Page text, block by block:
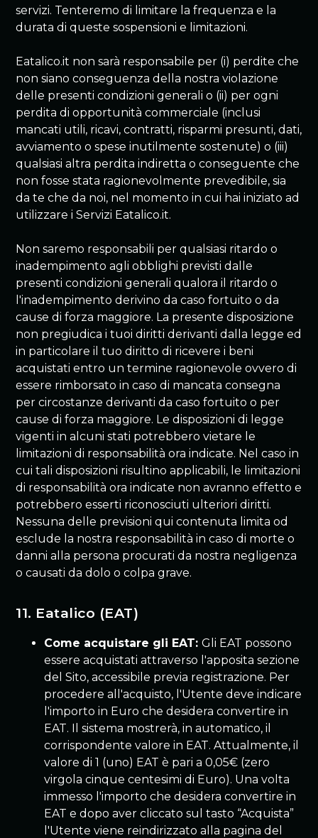
servizi. Tenteremo di limitare la frequenza e la
durata di queste sospensioni e limitazioni.
Eatalico.it non sarà responsabile per (i) perdite che
non siano conseguenza della nostra violazione
delle presenti condizioni generali o (ii) per ogni
perdita di opportunità commerciale (inclusi
mancati utili, ricavi, contratti, risparmi presunti, dati,
avviamento o spese inutilmente sostenute) o (iii)
qualsiasi altra perdita indiretta o conseguente che
non fosse stata ragionevolmente prevedibile, sia
da te che da noi, nel momento in cui hai iniziato ad
utilizzare i Servizi Eatalico.it.
Non saremo responsabili per qualsiasi ritardo o
inadempimento agli obblighi previsti dalle
presenti condizioni generali qualora il ritardo o
l'inadempimento derivino da caso fortuito o da
cause di forza maggiore. La presente disposizione
non pregiudica i tuoi diritti derivanti dalla legge ed
in particolare il tuo diritto di ricevere i beni
acquistati entro un termine ragionevole ovvero di
essere rimborsato in caso di mancata consegna
per circostanze derivanti da caso fortuito o per
cause di forza maggiore. Le disposizioni di legge
vigenti in alcuni stati potrebbero vietare le
limitazioni di responsabilità ora indicate. Nel caso in
cui tali disposizioni risultino applicabili, le limitazioni
di responsabilità ora indicate non avranno effetto e
potrebbero esserti riconosciuti ulteriori diritti.
Nessuna delle previsioni qui contenuta limita od
esclude la nostra responsabilità in caso di morte o
danni alla persona procurati da nostra negligenza
o causati da dolo o colpa grave.
11. Eatalico (EAT)
Come acquistare gli EAT:Gli EAT possono
essere acquistati attraverso l'apposita sezione
del Sito, accessibile previa registrazione. Per
procedere all'acquisto, l'Utente deve indicare
l'importo in Euro che desidera convertire in
EAT. Il sistema mostrerà, in automatico, il
corrispondente valore in EAT. Attualmente, il
valore di 1 (uno) EAT è pari a 0,05€ (zero
virgola cinque centesimi di Euro). Una volta
immesso l'importo che desidera convertire in
EAT e dopo aver cliccato sul tasto “Acquista”
l'Utente viene reindirizzato alla pagina del